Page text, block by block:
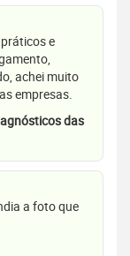
e
achei muito
empresas.
das
a foto que